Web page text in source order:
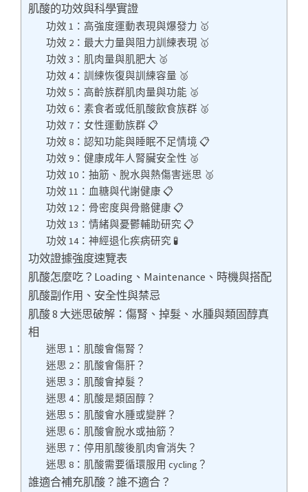
肌酸的功效與科學實證
功效 1：高強度運動表現與爆發力 🥇
功效 2：最大力量與阻力訓練表現 🥇
功效 3：肌肉量與肌肥大 🥈
功效 4：訓練恢復與訓練容量 🥈
功效 5：高齡族群肌肉量與功能 🥈
功效 6：素食者或低肌酸飲食族群 🥈
功效 7：女性運動族群 📋
功效 8：認知功能與睡眠不足情境 📋
功效 9：健康成年人腎臟安全性 🥈
功效 10：抽筋、脫水與熱傷害迷思 🥈
功效 11：血糖與代謝健康 📋
功效 12：骨密度與骨骼健康 📋
功效 13：情緒與憂鬱輔助研究 📋
功效 14：神經退化疾病研究 🧪
功效證據強度速覽表
肌酸怎麼吃？Loading、Maintenance、時機與搭配
肌酸副作用、安全性與禁忌
肌酸 8 大迷思破解：傷腎、掉髮、水腫與類固醇真
相
迷思 1：肌酸會傷腎？
迷思 2：肌酸會傷肝？
迷思 3：肌酸會掉髮？
迷思 4：肌酸是類固醇？
迷思 5：肌酸會水腫或變胖？
迷思 6：肌酸會脫水或抽筋？
迷思 7：停用肌酸後肌肉會消失？
迷思 8：肌酸需要循環服用 cycling？
誰適合補充肌酸？誰不適合？